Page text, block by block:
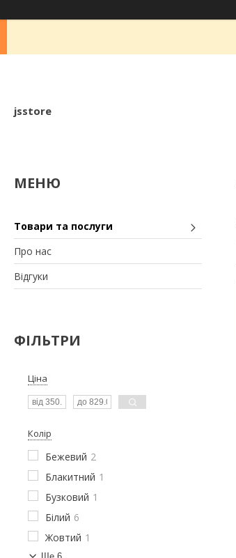
jsstore
Товари та послуги
Про нас
Відгуки
ФІЛЬТРИ
Ціна
Колір
Бежевий 2
Блакитний 1
Бузковий 1
Білий 6
Жовтий 1